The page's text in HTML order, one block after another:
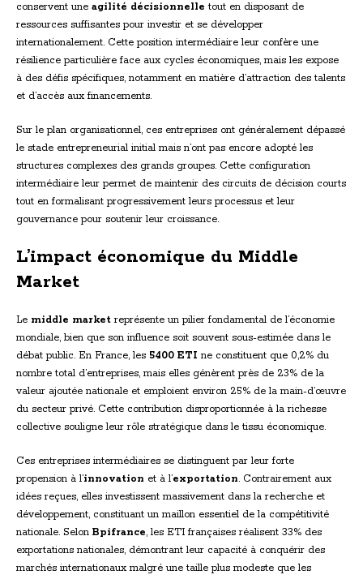
conservent une agilité décisionnelle tout en disposant de
ressources suffisantes pour investir et se développer
internationalement. Cette position intermédiaire leur confère une
résilience particulière face aux cycles économiques, mais les expose
à des défis spécifiques, notamment en matière d’attraction des talents
et d’accès aux financements.
Sur le plan organisationnel, ces entreprises ont généralement dépassé
le stade entrepreneurial initial mais n’ont pas encore adopté les
structures complexes des grands groupes. Cette configuration
intermédiaire leur permet de maintenir des circuits de décision courts
tout en formalisant progressivement leurs processus et leur
gouvernance pour soutenir leur croissance.
L’impact économique du Middle
Market
Le middle market représente un pilier fondamental de l’économie
mondiale, bien que son influence soit souvent sous-estimée dans le
débat public. En France, les 5400 ETI ne constituent que 0,2% du
nombre total d’entreprises, mais elles génèrent près de 23% de la
valeur ajoutée nationale et emploient environ 25% de la main-d’œuvre
du secteur privé. Cette contribution disproportionnée à la richesse
collective souligne leur rôle stratégique dans le tissu économique.
Ces entreprises intermédiaires se distinguent par leur forte
propension à l’innovation et à l’exportation. Contrairement aux
idées reçues, elles investissent massivement dans la recherche et
développement, constituant un maillon essentiel de la compétitivité
nationale. Selon Bpifrance, les ETI françaises réalisent 33% des
exportations nationales, démontrant leur capacité à conquérir des
marchés internationaux malgré une taille plus modeste que les